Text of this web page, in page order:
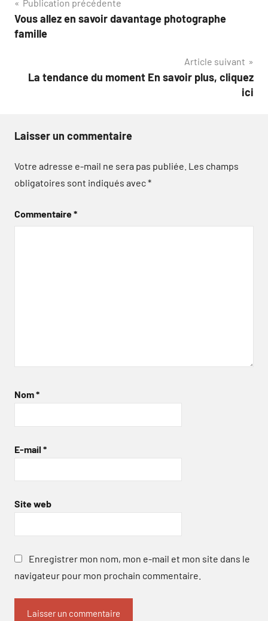
Navigation
de
Publication précédente
Vous allez en savoir davantage photographe
famille
Article suivant
La tendance du moment En savoir plus, cliquez
ici
Laisser un commentaire
Votre adresse e-mail ne sera pas publiée. Les champs
obligatoires sont indiqués avec*
Commentaire*
Nom*
E-mail *
Site web
Enregistrer mon nom, mon e-mail et mon site dans le
navigateur pour mon prochain commentaire.